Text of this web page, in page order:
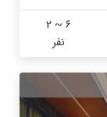
2 ~ 6
نفر